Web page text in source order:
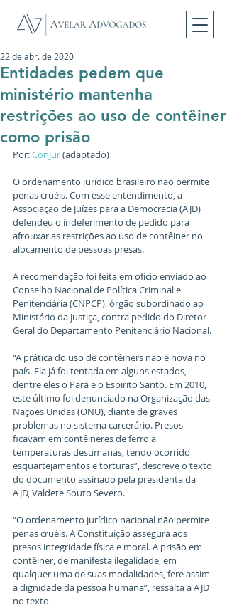
Entidades pedem que
ministério mantenha
restrições ao uso de contêiner
como prisão
22 de abr. de 2020
Por: ConJur (adaptado)
O ordenamento jurídico brasileiro não permite
penas cruéis. Com esse entendimento, a
Associação de Juízes para a Democracia (AJD)
defendeu o indeferimento de pedido para
afrouxar as restrições ao uso de contêiner no
alocamento de pessoas presas.
A recomendação foi feita em ofício enviado ao
Conselho Nacional de Política Criminal e
Penitenciária (CNPCP), órgão subordinado ao
Ministério da Justiça, contra pedido do Diretor-
Geral do Departamento Penitenciário Nacional.
“A prática do uso de contêiners não é nova no
país. Ela já foi tentada em alguns estados,
dentre eles o Pará e o Espirito Santo. Em 2010,
este último foi denunciado na Organização das
Nações Unidas (ONU), diante de graves
problemas no sistema carcerário. Presos
ficavam em contêineres de ferro a
temperaturas desumanas, tendo ocorrido
esquartejamentos e torturas”, descreve o texto
do documento assinado pela presidenta da
AJD, Valdete Souto Severo.
“O ordenamento jurídico nacional não permite
penas cruéis. A Constituição assegura aos
presos integridade física e moral. A prisão em
contêiner, de manifesta ilegalidade, em
qualquer uma de suas modalidades, fere assim
a dignidade da pessoa humana”, ressalta a AJD
no texto.